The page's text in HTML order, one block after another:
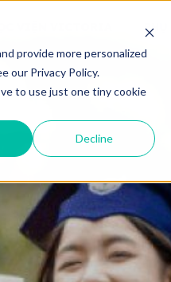
provide more personalized
our Privacy Policy.
to use just one tiny cookie
Decline
TUYỂN SINH